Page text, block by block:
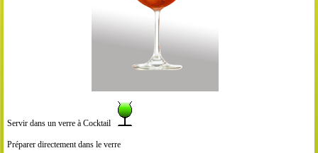
Servir dans un verre à Cocktail
Préparer directement dans le verre